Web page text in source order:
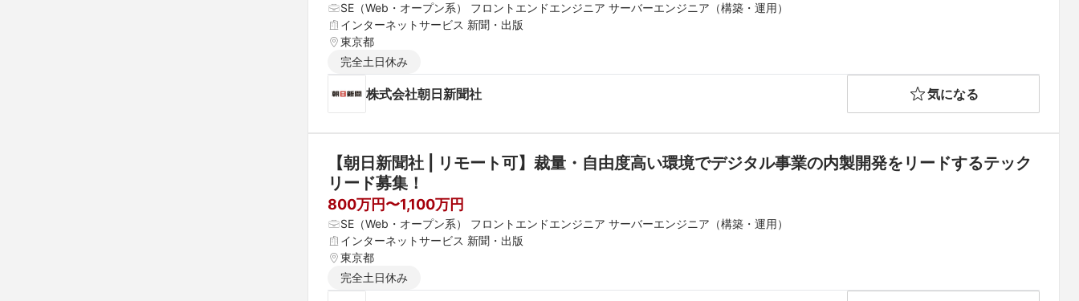
SE（Web・オープン系） フロントエンドエンジニア サーバーエンジニア（構築・運用）
インターネットサービス 新聞・出版
東京都
完全土日休み
株式会社朝日新聞社 気になる
【朝日新聞社 | リモート可】裁量・自由度高い環境でデジタル事業の内製開発をリードするテック
リード募集！
800万円〜1,100万円
SE（Web・オープン系） フロントエンドエンジニア サーバーエンジニア（構築・運用）
インターネットサービス 新聞・出版
東京都
完全土日休み